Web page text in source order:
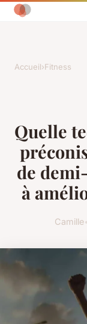
Accueil›Fitness
Quelle
de
à
Camille•